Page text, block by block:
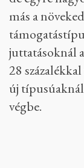
más a
juttatásoknál
28
új
végbe.